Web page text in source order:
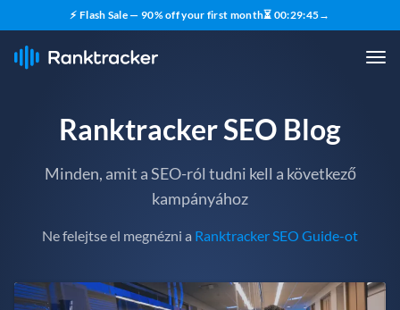
⚡ Flash Sale — 90% off your first month⏳ 00:29:43→
Ranktracker SEO Blog
Minden, amit a SEO-ról tudni kell a következő
kampányához
Ne felejtse el megnézni a Ranktracker SEO Guide-ot